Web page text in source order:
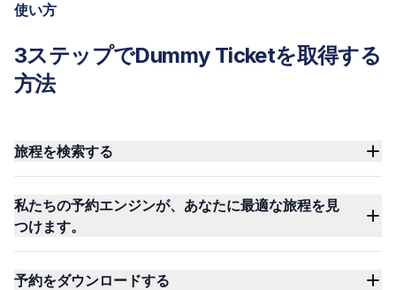
使い方
3ステップでDummy Ticketを取得する
方法
旅程を検索する
私たちの予約エンジンが、あなたに最適な旅程を見
つけます。
予約をダウンロードする